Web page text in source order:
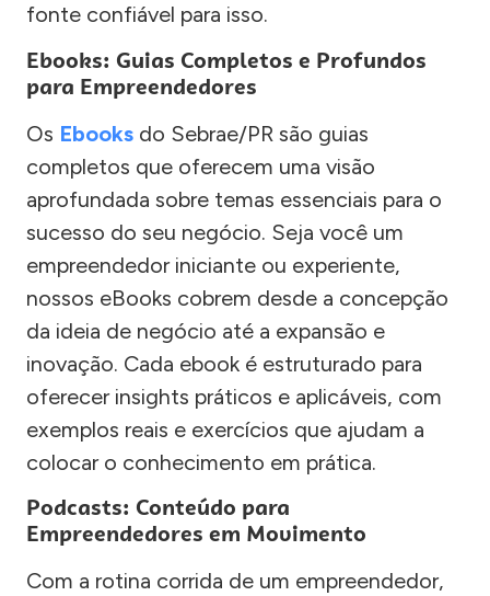
fonte confiável para isso.
Ebooks: Guias Completos e Profundos
para Empreendedores
Os Ebooks do Sebrae/PR são guias
completos que oferecem uma visão
aprofundada sobre temas essenciais para o
sucesso do seu negócio. Seja você um
empreendedor iniciante ou experiente,
nossos eBooks cobrem desde a concepção
da ideia de negócio até a expansão e
inovação. Cada ebook é estruturado para
oferecer insights práticos e aplicáveis, com
exemplos reais e exercícios que ajudam a
colocar o conhecimento em prática.
Podcasts: Conteúdo para
Empreendedores em Movimento
Com a rotina corrida de um empreendedor,